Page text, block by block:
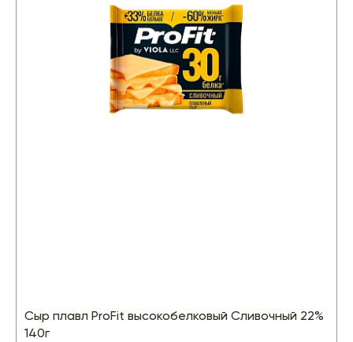
Сыр плавл ProFit высокобелковый Сливочный 22%
140г